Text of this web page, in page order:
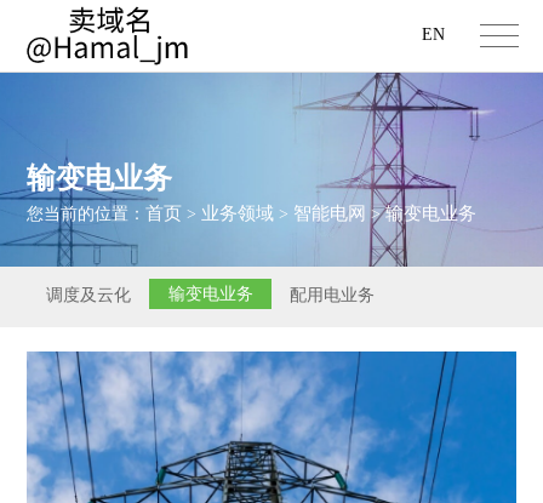
EN
输变电业务
您当前的位置：首页 > 业务领域 > 智能电网 >输变电业务
调度及云化 输变电业务 配用电业务